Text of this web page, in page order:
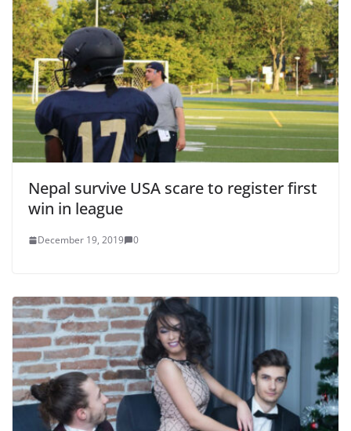
Nepal survive USA scare to register first
win in league
December 19, 2019 0